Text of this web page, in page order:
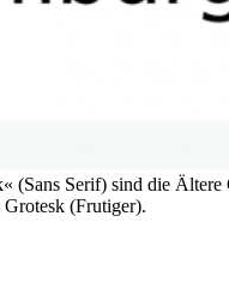
(Sans Serif) sind die
(Frutiger).